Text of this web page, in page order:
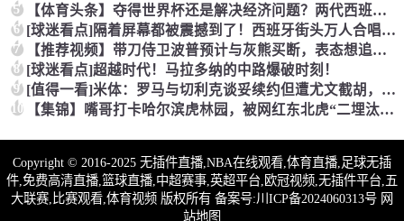
5 【体育头条】夺得世界杯还是解决经济问题？两代西班牙人的答案~
6 [球迷看点]隔着屏幕都被震撼到了！西班牙街头万人合唱，气氛直
7 【推荐视频】带刀侍卫波普预计与灰熊买断，表态想追随老詹去到新
8 [球迷看点]超越时代！马拉多纳的中路爆破时刻！
9 [值得一看]米体：罗马与切利克谈妥续约但遭尤文截胡，马萨拉是
10 【集锦】嘴哥打卡哈尔滨虎林园，被网红东北虎“二埋汰”狠狠“羞
Copyright © 2016-2025 无插件直播,NBA在线观看,体育直播,足球无插
件,免费高清直播,篮球直播,中超赛事,英超平台,欧冠视频,无插件平台,五
大联赛,比赛观看,体育视频 版权所有 备案号:川ICP备2024060313号 网
站地图